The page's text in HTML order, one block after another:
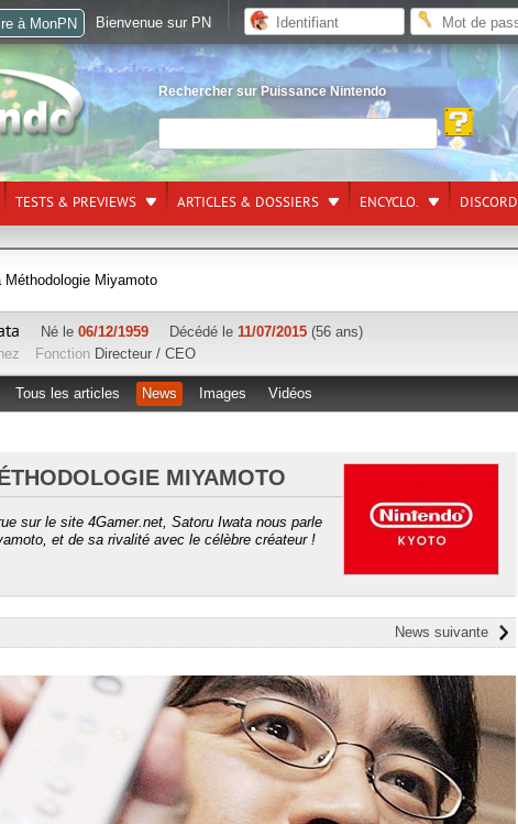
Rechercher sur Puissance Nintendo
TESTS & PREVIEWS ARTICLES & DOSSIERS ENCYCLO. DISCORD
Méthodologie Miyamoto
Né le 06/12/1959 Décédé le 11/07/2015 (56 ans)
Fonction Directeur / CEO
Tous les articles News Images Vidéos
MIYAMOTO
sur le site 4Gamer.net, Satoru Iwata nous parle
et de sa rivalité avec le célèbre créateur !
News suivante
à MonPN Bienvenue sur PN